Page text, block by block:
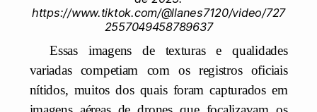
https://www.tiktok.com/@llanes7120/video/727
2557049458789637
Essas imagens de texturas e qualidades
variadas competiam com os registros oficiais
nítidos, muitos dos quais foram capturados em